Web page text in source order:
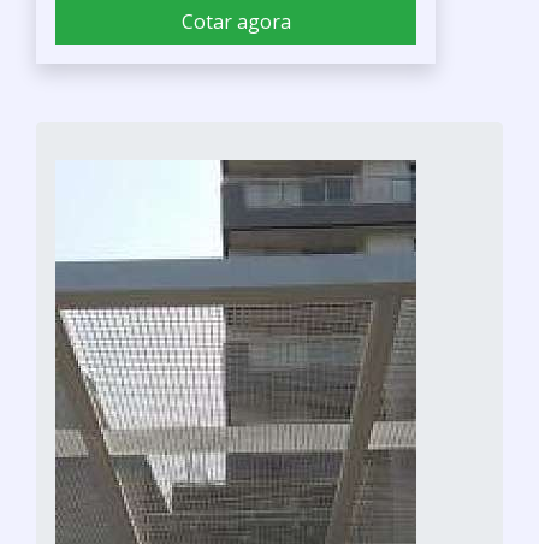
Cotar agora